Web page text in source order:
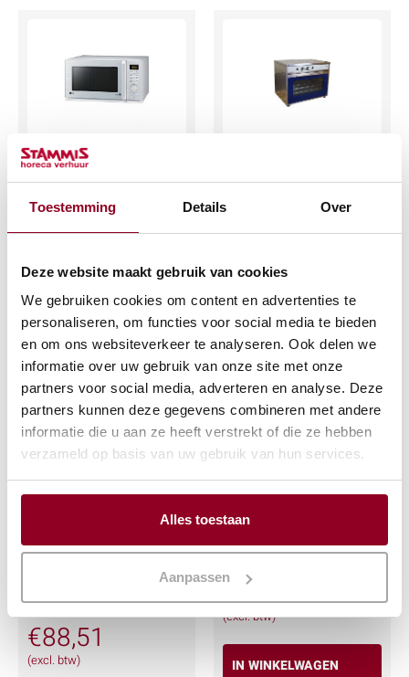
Toestemming Details Over
Deze website maakt gebruik van cookies
We gebruiken cookies om content en advertenties te
personaliseren, om functies voor social media te bieden
en om ons websiteverkeer te analyseren. Ook delen we
informatie over uw gebruik van onze site met onze
partners voor social media, adverteren en analyse. Deze
partners kunnen deze gegevens combineren met andere
informatie die u aan ze heeft verstrekt of die ze hebben
verzameld op basis van uw gebruik van hun services.
Alles toestaan
Aanpassen
Magnetron 25 liter
230V/900W
€28,46
IN WINKELWAGEN
Meer info
1/1 gn 220V
€
IN WINKELWAGEN
Meer info
opzetmodel
60x60cm / 380 V. /
32 A.
€88,51
(excl. btw)
90 cm.
€61,96
(excl. btw)
IN WINKELWAGEN